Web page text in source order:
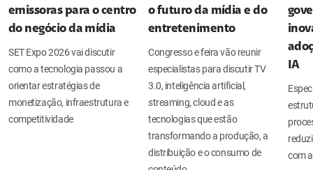
emissoras para o centro
do negócio da mídia
SET Expo 2026 vai discutir
como a tecnologia passou a
orientar estratégias de
monetização, infraestrutura e
competitividade
o futuro da mídia e do
entretenimento
Congresso e feira vão reunir
especialistas para discutir TV
3.0, inteligência artificial,
streaming, cloud e as
tecnologias que estão
transformando a produção, a
distribuição e o consumo de
IA
com